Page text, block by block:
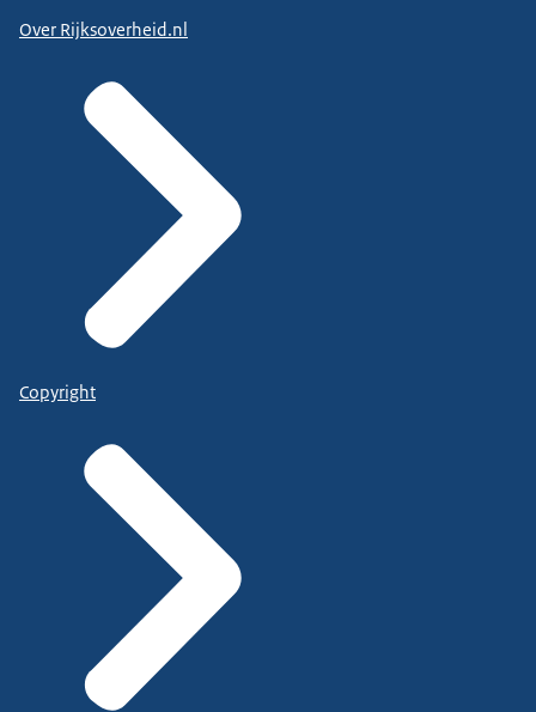
Over Rijksoverheid.nl
Copyright